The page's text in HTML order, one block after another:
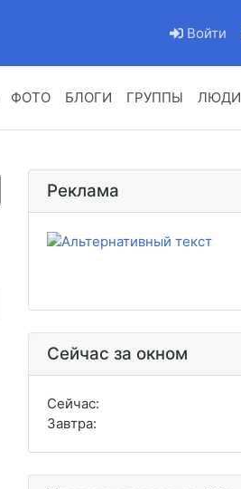
Войти
ФОТО БЛОГИ ГРУППЫ ЛЮДИ
Реклама
Сейчас за окном
Сейчас:
Завтра: